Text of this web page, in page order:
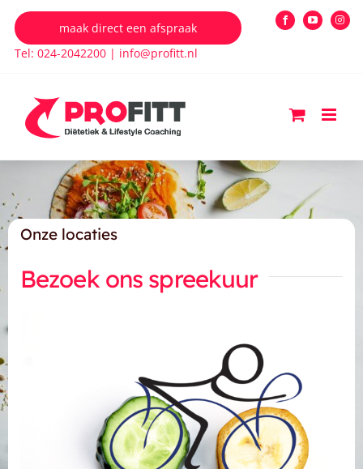
naar
inhoud
maak direct een afspraak
Tel: 024-2042200| info@profitt.nl
FacebookYouTube
Onze locaties
Bezoek ons spreekuur